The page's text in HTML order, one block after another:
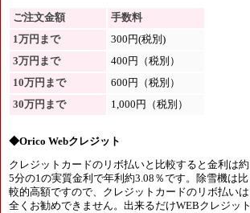
ご注文金額
手数料
1万円まで
300円(税別)
3万円まで
400円（税別）
10万円まで
600円（税別）
30万円まで
1,000円（税別）
◆Orico Webクレジット
クレジットカードのリボ払いと比較すると金利は約
5分の1の実質金利で年利約3.08％です。除雪機は比
較的高額ですので、クレジットカードのリボ払いは
全くお勧めできません。出来るだけWEBクレジット